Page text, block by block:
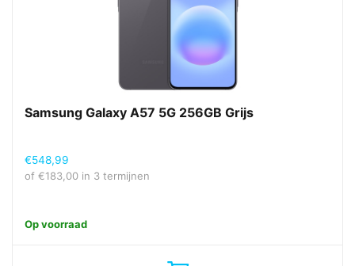
1080 x 2340 Pixels
Gorilla Glass
achterzijde
Derde achtercamera
grootte
de derde achtercamera
Samsung Galaxy A57 5G 256GB Grijs
€548,99
of €183,00 in 3 termijnen
Op voorraad